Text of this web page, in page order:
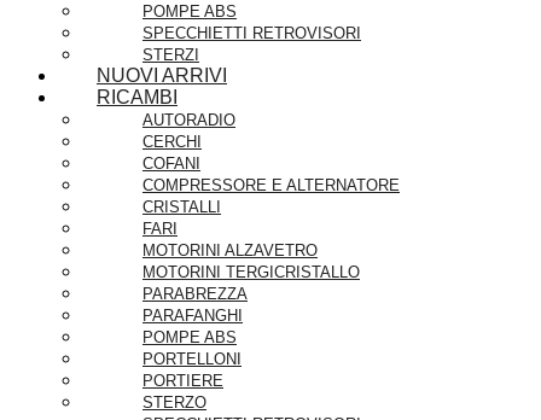
POMPE ABS
SPECCHIETTI RETROVISORI
STERZI
NUOVI ARRIVI
RICAMBI
AUTORADIO
CERCHI
COFANI
COMPRESSORE E ALTERNATORE
CRISTALLI
FARI
MOTORINI ALZAVETRO
MOTORINI TERGICRISTALLO
PARABREZZA
PARAFANGHI
POMPE ABS
PORTELLONI
PORTIERE
STERZO